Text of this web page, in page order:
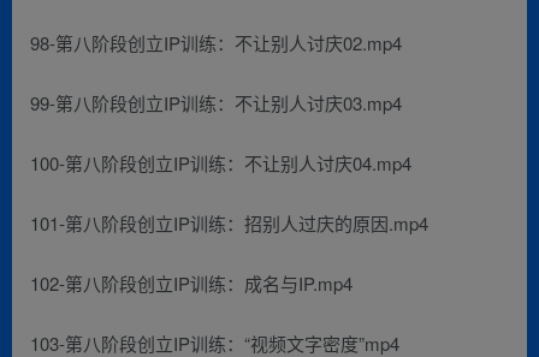
98-第八阶段创立IP训练：不让别人讨庆02.mp4
99-第八阶段创立IP训练：不让别人讨庆03.mp4
100-第八阶段创立IP训练：不让别人讨庆04.mp4
101-第八阶段创立IP训练：招别人过庆的原因.mp4
102-第八阶段创立IP训练：成名与IP.mp4
103-第八阶段创立IP训练：“视频文字密度”mp4